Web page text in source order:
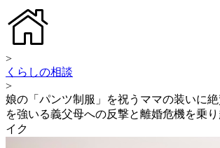
>
くらしの相談
>
娘の「パンツ制服」を祝うママの装いに
を強いる義父母への反撃と離婚危機を乗
イク